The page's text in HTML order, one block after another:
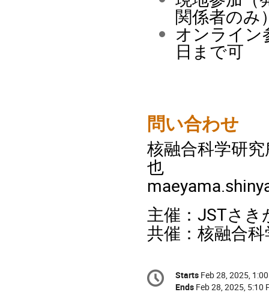
関係者のみ
オンライン
日まで可
問い合わせ
核融合科学研
也
主催：JSTさ
共催：核融合
Conference
information
Date/Time
Starts Feb 28, 2025,
Ends Feb 28, 2025, 5:10